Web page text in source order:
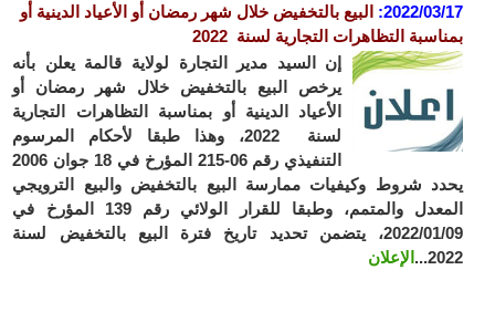
2022/03/17
: البيع بالتخفيض خلال شهر رمضان أو الأعياد الدينية أو
بمناسبة التظاهرات التجارية لسنة 2022
إن السيد مدير التجارة لولاية قالمة يعلن بأنه
يرخص البيع بالتخفيض خلال شهر رمضان أو
الأعياد الدينية أو بمناسبة التظاهرات التجارية
لسنة 2022، وهذا طبقا لأحكام المرسوم
التنفيذي رقم 06-215 المؤرخ في 18 جوان 2006
يحدد شروط وكيفيات ممارسة البيع بالتخفيض والبيع الترويجي
المعدل والمتمم، وطبقا للقرار الولائي رقم 139 المؤرخ في
2022/01/09، يتضمن تحديد تاريخ فترة البيع بالتخفيض لسنة
2022...
الإعلان